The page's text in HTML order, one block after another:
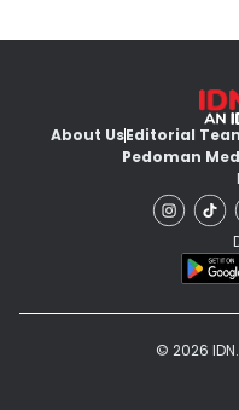
About UsEditorial
Pedoman
© 2026